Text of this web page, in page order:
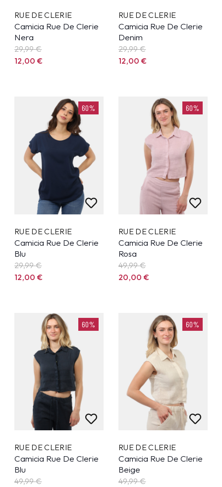
RUE DE CLERIE
Camicia Rue De Clerie
Nera
29,99€
12,00€
RUE DE CLERIE
Camicia Rue De Clerie
Denim
29,99€
12,00€
60%
RUE DE CLERIE
Camicia Rue De Clerie
Blu
29,99€
12,00€
60%
RUE DE CLERIE
Camicia Rue De Clerie
Rosa
49,99€
20,00€
60%
RUE DE CLERIE
Camicia Rue De Clerie
Blu
49,99€
60%
RUE DE CLERIE
Camicia Rue De Clerie
Beige
49,99€